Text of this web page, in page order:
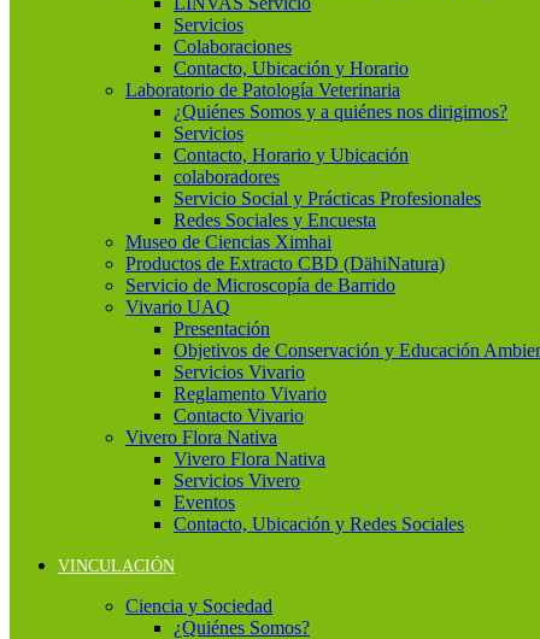
Servicios
Colaboraciones
Contacto, Ubicación y Horario
Laboratorio de Patología Veterinaria
¿Quiénes Somos y a quiénes nos dirigimos?
Servicios
Contacto, Horario y Ubicación
colaboradores
Servicio Social y Prácticas Profesionales
Redes Sociales y Encuesta
Museo de Ciencias Ximhai
Productos de Extracto CBD (DähiNatura)
Servicio de Microscopía de Barrido
Vivario UAQ
Presentación
Objetivos de Conservación y Educación
Servicios Vivario
Reglamento Vivario
Contacto Vivario
Vivero Flora Nativa
Vivero Flora Nativa
Servicios Vivero
Eventos
Contacto, Ubicación y Redes Sociales
VINCULACIÓN
Ciencia y Sociedad
¿Quiénes Somos?